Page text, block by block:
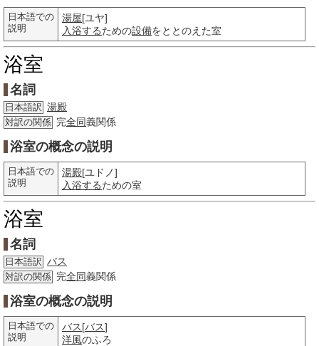
日本語での
説明
湯屋[ユヤ]
入浴するための設備をととのえた室
浴室
名詞
日本語訳 湯殿
対訳の関係 完全同義関係
浴室の概念の説明
日本語での
説明
湯殿[ユドノ]
入浴するための室
浴室
名詞
日本語訳 バス
対訳の関係 完全同義関係
浴室の概念の説明
日本語での
説明
バス[バス]
洋風のふろ